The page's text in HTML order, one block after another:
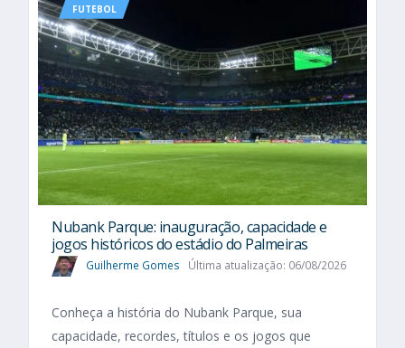
FUTEBOL
Nubank Parque: inauguração, capacidade e
jogos históricos do estádio do Palmeiras
Guilherme Gomes Última atualização: 06/08/2026
Conheça a história do Nubank Parque, sua
capacidade, recordes, títulos e os jogos que